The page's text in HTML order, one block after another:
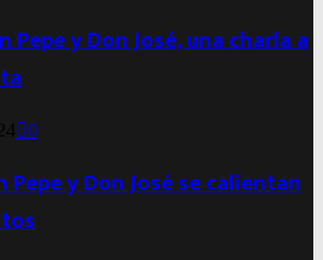
Pepe y Don José, una charla a
0
y Don José se calientan